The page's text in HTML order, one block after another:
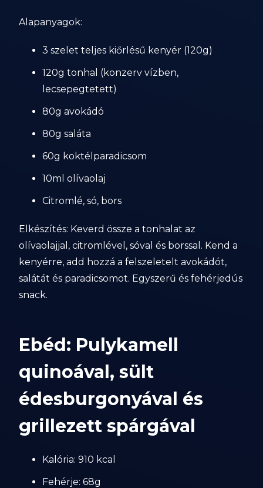
Alapanyagok:
3 szelet teljes kiőrlésű kenyér (120g)
120g tonhal (konzerv vízben,
lecsepegtetett)
80g avokádó
80g saláta
60g koktélparadicsom
10ml olívaolaj
Citromlé, só, bors
Elkészítés: Keverd össze a tonhalat az
olívaolajjal, citromlével, sóval és borssal. Kend a
kenyérre, add hozzá a felszeletelt avokádót,
salátát és paradicsomot. Egyszerű és fehérjedús
snack.
Ebéd: Pulykamell
quinoával, sült
édesburgonyával és
grillezett spárgával
Kalória: 910 kcal
Fehérje: 68g